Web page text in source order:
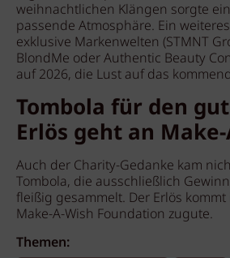
weihnachtlichen Klängen sorgte
passende Atmosphäre. Ein
exklusive Markenwelten (STMNT
BlondMe oder Authentic Beauty
auf 2026, die Lust auf das
Tombola für den
Erlös geht an
Auch der Charity-Gedanke kam
Tombola, die ausschließlich
fleißig gesammelt. Der Erlös
Make-A-Wish Foundation zugute.
Themen: